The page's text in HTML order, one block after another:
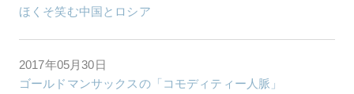
ほくそ笑む中国とロシア
2017年05月30日
ゴールドマンサックスの「コモディティー人脈」